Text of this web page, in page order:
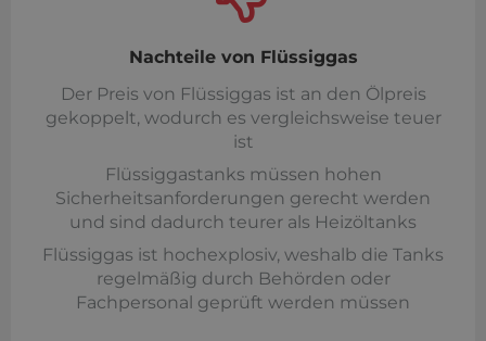
Nachteile von Flüssiggas
Der Preis von Flüssiggas ist an den Ölpreis
gekoppelt, wodurch es vergleichsweise teuer
ist
Flüssiggastanks müssen hohen
Sicherheitsanforderungen gerecht werden
und sind dadurch teurer als Heizöltanks
Flüssiggas ist hochexplosiv, weshalb die Tanks
regelmäßig durch Behörden oder
Fachpersonal geprüft werden müssen